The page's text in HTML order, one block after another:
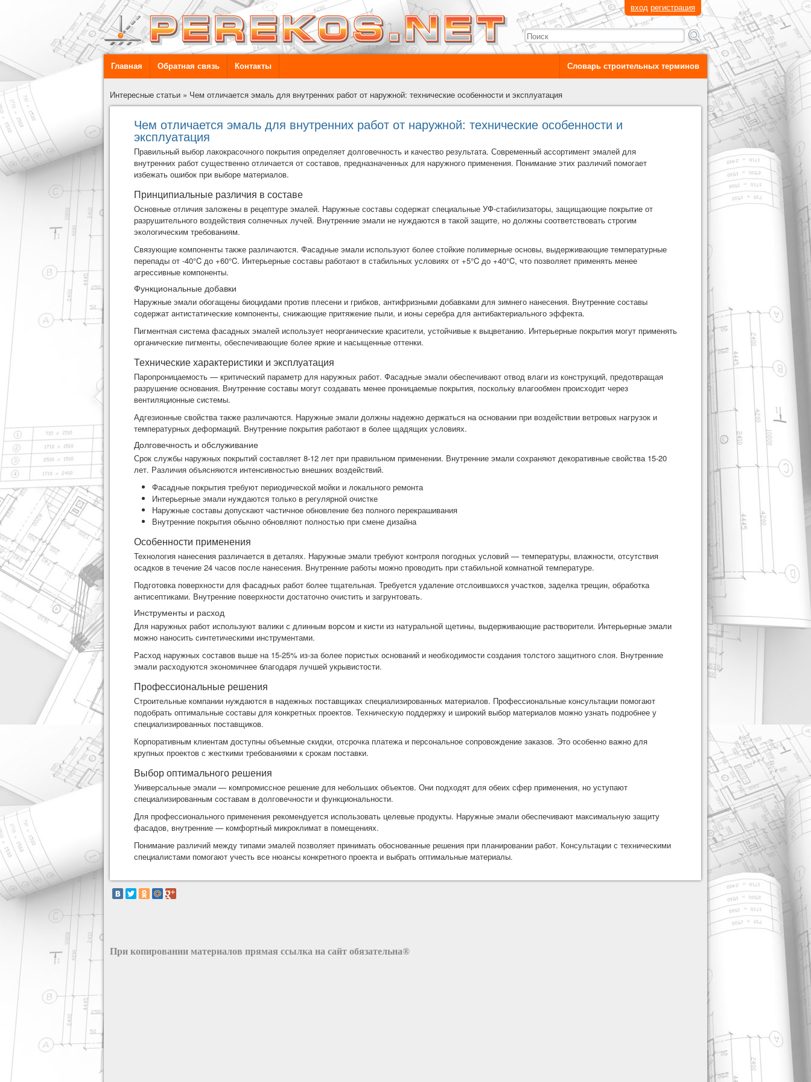
вход регистрация
Главная Обратная связь Контакты Словарь строительных терминов
Интересные статьи » Чем отличается эмаль для внутренних работ от наружной: технические особенности и эксплуатация
Чем отличается эмаль для внутренних работ от наружной: технические особенности и
эксплуатация
Правильный выбор лакокрасочного покрытия определяет долговечность и качество результата. Современный ассортимент эмалей для
внутренних работ существенно отличается от составов, предназначенных для наружного применения. Понимание этих различий помогает
избежать ошибок при выборе материалов.
Принципиальные различия в составе
Основные отличия заложены в рецептуре эмалей. Наружные составы содержат специальные УФ-стабилизаторы, защищающие покрытие от
разрушительного воздействия солнечных лучей. Внутренние эмали не нуждаются в такой защите, но должны соответствовать строгим
экологическим требованиям.
Связующие компоненты также различаются. Фасадные эмали используют более стойкие полимерные основы, выдерживающие температурные
перепады от -40°C до +60°C. Интерьерные составы работают в стабильных условиях от +5°C до +40°C, что позволяет применять менее
агрессивные компоненты.
Функциональные добавки
Наружные эмали обогащены биоцидами против плесени и грибков, антифризными добавками для зимнего нанесения. Внутренние составы
содержат антистатические компоненты, снижающие притяжение пыли, и ионы серебра для антибактериального эффекта.
Пигментная система фасадных эмалей использует неорганические красители, устойчивые к выцветанию. Интерьерные покрытия могут применять
органические пигменты, обеспечивающие более яркие и насыщенные оттенки.
Технические характеристики и эксплуатация
Паропроницаемость — критический параметр для наружных работ. Фасадные эмали обеспечивают отвод влаги из конструкций, предотвращая
разрушение основания. Внутренние составы могут создавать менее проницаемые покрытия, поскольку влагообмен происходит через
вентиляционные системы.
Адгезионные свойства также различаются. Наружные эмали должны надежно держаться на основании при воздействии ветровых нагрузок и
температурных деформаций. Внутренние покрытия работают в более щадящих условиях.
Долговечность и обслуживание
Срок службы наружных покрытий составляет 8-12 лет при правильном применении. Внутренние эмали сохраняют декоративные свойства 15-20
лет. Различия объясняются интенсивностью внешних воздействий.
Фасадные покрытия требуют периодической мойки и локального ремонта
Интерьерные эмали нуждаются только в регулярной очистке
Наружные составы допускают частичное обновление без полного перекрашивания
Внутренние покрытия обычно обновляют полностью при смене дизайна
Особенности применения
Технология нанесения различается в деталях. Наружные эмали требуют контроля погодных условий — температуры, влажности, отсутствия
осадков в течение 24 часов после нанесения. Внутренние работы можно проводить при стабильной комнатной температуре.
Подготовка поверхности для фасадных работ более тщательная. Требуется удаление отслоившихся участков, заделка трещин, обработка
антисептиками. Внутренние поверхности достаточно очистить и загрунтовать.
Инструменты и расход
Для наружных работ используют валики с длинным ворсом и кисти из натуральной щетины, выдерживающие растворители. Интерьерные эмали
можно наносить синтетическими инструментами.
Расход наружных составов выше на 15-25% из-за более пористых оснований и необходимости создания толстого защитного слоя. Внутренние
эмали расходуются экономичнее благодаря лучшей укрывистости.
Профессиональные решения
Строительные компании нуждаются в надежных поставщиках специализированных материалов. Профессиональные консультации помогают
подобрать оптимальные составы для конкретных проектов. Техническую поддержку и широкий выбор материалов можно узнать подробнее у
специализированных поставщиков.
Корпоративным клиентам доступны объемные скидки, отсрочка платежа и персональное сопровождение заказов. Это особенно важно для
крупных проектов с жесткими требованиями к срокам поставки.
Выбор оптимального решения
Универсальные эмали — компромиссное решение для небольших объектов. Они подходят для обеих сфер применения, но уступают
специализированным составам в долговечности и функциональности.
Для профессионального применения рекомендуется использовать целевые продукты. Наружные эмали обеспечивают максимальную защиту
фасадов, внутренние — комфортный микроклимат в помещениях.
Понимание различий между типами эмалей позволяет принимать обоснованные решения при планировании работ. Консультации с техническими
специалистами помогают учесть все нюансы конкретного проекта и выбрать оптимальные материалы.
При копировании материалов прямая ссылка на сайт обязательна®